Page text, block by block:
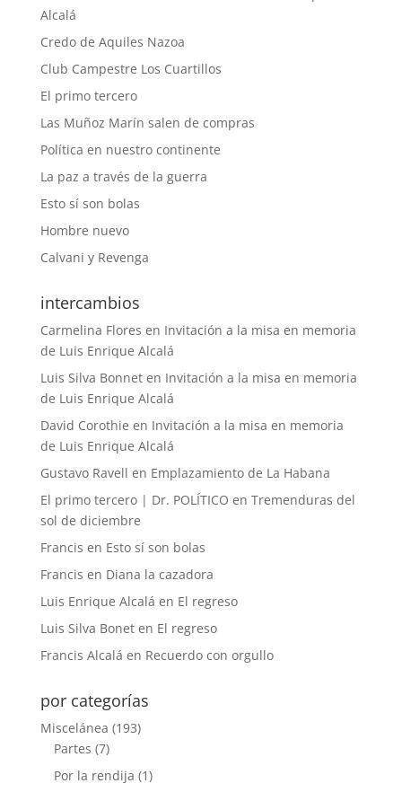
Alcalá
Credo de Aquiles Nazoa
Club Campestre Los Cuartillos
El primo tercero
Las Muñoz Marín salen de compras
Política en nuestro continente
La paz a través de la guerra
Esto sí son bolas
Hombre nuevo
Calvani y Revenga
intercambios
Carmelina Flores en Invitación a la misa en memoria
de Luis Enrique Alcalá
Luis Silva Bonneten Invitación a la misa en memoria
de Luis Enrique Alcalá
David Corothie en Invitación a la misa en memoria
de Luis Enrique Alcalá
Gustavo Ravell en Emplazamiento de La Habana
El primo tercero | Dr. POLÍTICO en Tremenduras del
sol de diciembre
Francis en Esto sí son bolas
Francis en Diana la cazadora
Luis Enrique Alcalá en El regreso
Luis Silva Boneten El regreso
Francis Alcalá en Recuerdo con orgullo
por categorías
Miscelánea (193)
Partes (7)
Por la rendija (1)